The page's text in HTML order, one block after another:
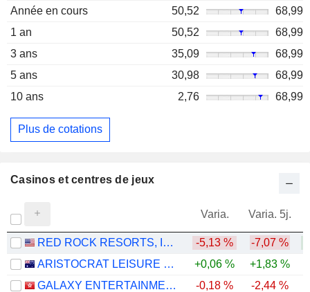
Année en cours
50,52
68,99
1 an
50,52
68,99
3 ans
35,09
68,99
5 ans
30,98
68,99
10 ans
2,76 68,99
Plus de cotations
Casinos et centres de jeux
Varia. Varia. 5j.
RED ROCK RESORTS, INC. -5,13 % -7,07 %
ARISTOCRAT LEISURE LIMITED
+0,06 % +1,83 %
GALAXY ENTERTAINMENT GROUP LIMITED
-0,18 % -2,44 %